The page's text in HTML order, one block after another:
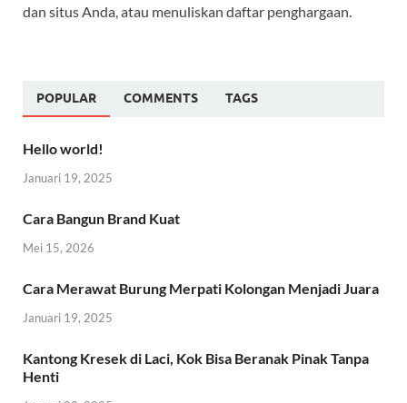
dan situs Anda, atau menuliskan daftar penghargaan.
POPULAR COMMENTS TAGS
Hello world!
Januari 19, 2025
Cara Bangun Brand Kuat
Mei 15, 2026
Cara Merawat Burung Merpati Kolongan Menjadi Juara
Januari 19, 2025
Kantong Kresek di Laci, Kok Bisa Beranak Pinak Tanpa
Henti